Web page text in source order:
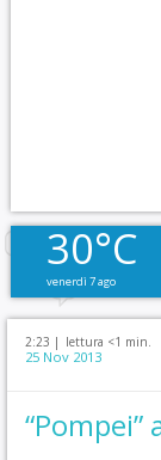
30°C
venerdì 7 ago
2:23 | lettura <1 min.
25 Nov 2013